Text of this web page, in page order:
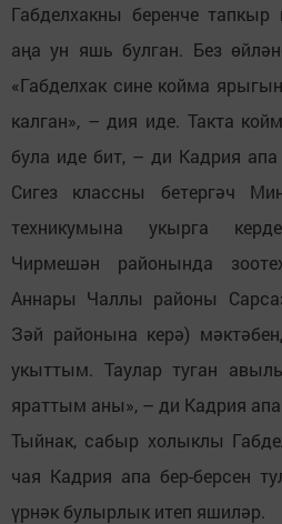
Габделхакны беренче
аңа ун яшь булган. Без
«Габделхак сине койма
калган», – дия иде. Такта
була иде бит, – ди Кадрия
Сигез классны бетергәч
техникумына укырга
Чирмешән районында
Аннары Чаллы районы
Зәй районына керә)
укыттым. Таулар туган
яраттым аны», – ди Кадрия
Тыйнак, сабыр холыклы
чая Кадрия апа бер-берсен
үрнәк булырлык итеп яшиләр.